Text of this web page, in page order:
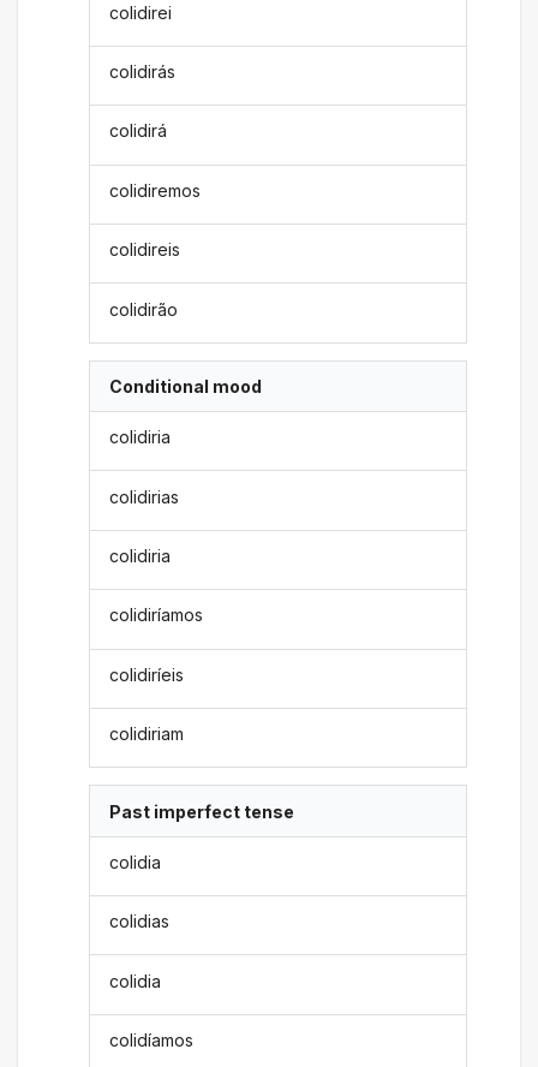
colidirei
colidirás
colidirá
colidiremos
colidireis
colidirão
Conditional mood
colidiria
colidirias
colidiria
colidiríamos
colidiríeis
colidiriam
Past imperfect tense
colidia
colidias
colidia
colidíamos